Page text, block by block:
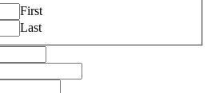
First
Last